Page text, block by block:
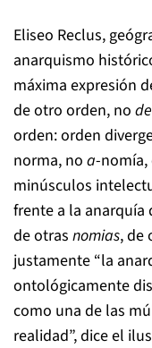
Eliseo Reclus,
anarquismo
máxima expresión
de otro orden, no
orden: orden
norma, no a-nomía,
minúsculos
frente a la anarquía
de otras nomias, de
justamente “la
ontológicamente
como una de las
realidad”, dice el